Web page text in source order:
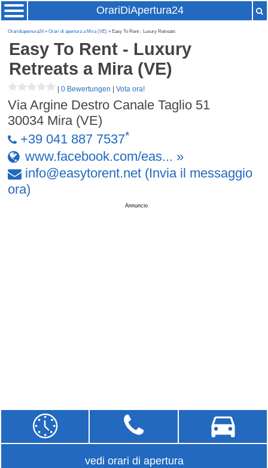
OrariDiApertura24
Oraridiapertura24»Orari di apertura a Mira (VE) » Easy To Rent - Luxury Retreats
Easy To Rent - Luxury
Retreats a Mira (VE)
|0 Bewertungen |Vota ora!
Via Argine Destro Canale Taglio 51
30034 Mira (VE)
+39 041 887 7537*
www.facebook.com/eas... »
info@easytorent.net (Invia il messaggio
ora)
Annuncio
vedi orari di apertura